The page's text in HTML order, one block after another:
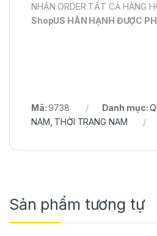
NHẬN ORDER TẤT CẢ HÀNG
ShopUS HÂN HẠNH ĐƯỢC
Mã:9738 Danh mục:
NAM THỜI TRANG NAM
Sản phẩm tương tự